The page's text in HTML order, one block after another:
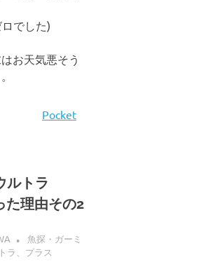
でした)
お天気悪そう
Pocket
ルトラ
た理由その2
魚探・ガーミ
ラ、プラス